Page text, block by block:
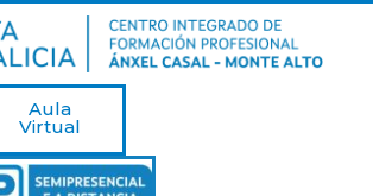
Aula
Virtual